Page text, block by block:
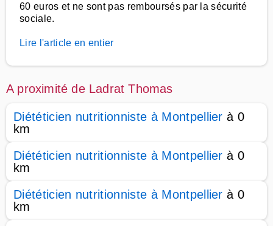
60 euros et ne sont pas remboursés par la sécurité
sociale.
Lire l'article en entier
A proximité de Ladrat Thomas
Diététicien nutritionniste à Montpellier à 0
km
Diététicien nutritionniste à Montpellier à 0
km
Diététicien nutritionniste à Montpellier à 0
km